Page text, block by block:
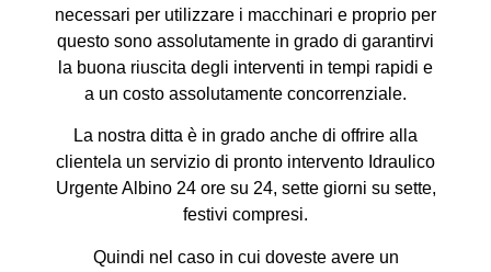
necessari per utilizzare i macchinari e proprio per
questo sono assolutamente in grado di garantirvi
la buona riuscita degli interventi in tempi rapidi e
a un costo assolutamente concorrenziale.
La nostra ditta è in grado anche di offrire alla
clientela un servizio di pronto intervento Idraulico
Urgente Albino 24 ore su 24, sette giorni su sette,
festivi compresi.
Quindi nel caso in cui doveste avere un